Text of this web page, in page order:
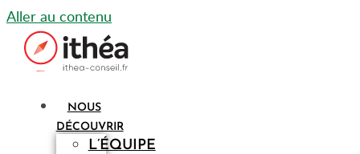
Aller au contenu
NOUS
DÉCOUVRIR
L’ÉQUIPE